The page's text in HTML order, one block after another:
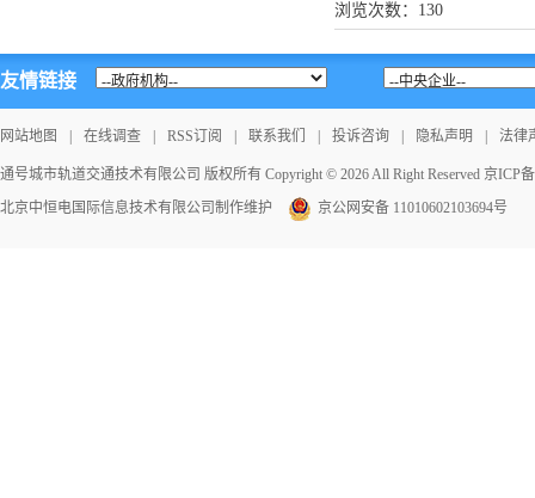
浏览次数： 130
友情链接
网站地图 在线调查 RSS订阅 联系我们 投诉咨询 隐私声明 法律
通号城市轨道交通技术有限公司 版权所有 Copyright © 2026 All Right Reserved 京ICP
北京中恒电国际信息技术有限公司 制作维护 京公网安备 11010602103694号